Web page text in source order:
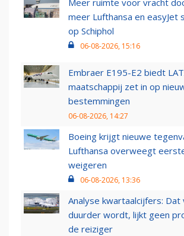
Meer ruimte voor vracht
meer Lufthansa en easyJet
op Schiphol
06-08-2026, 15:16
Embraer E195-E2 biedt
maatschappij zet in op
bestemmingen
06-08-2026, 14:27
Boeing krijgt nieuwe
Lufthansa overweegt
weigeren
06-08-2026, 13:36
Analyse kwartaalcijfers: Dat
duurder wordt, lijkt geen
de reiziger